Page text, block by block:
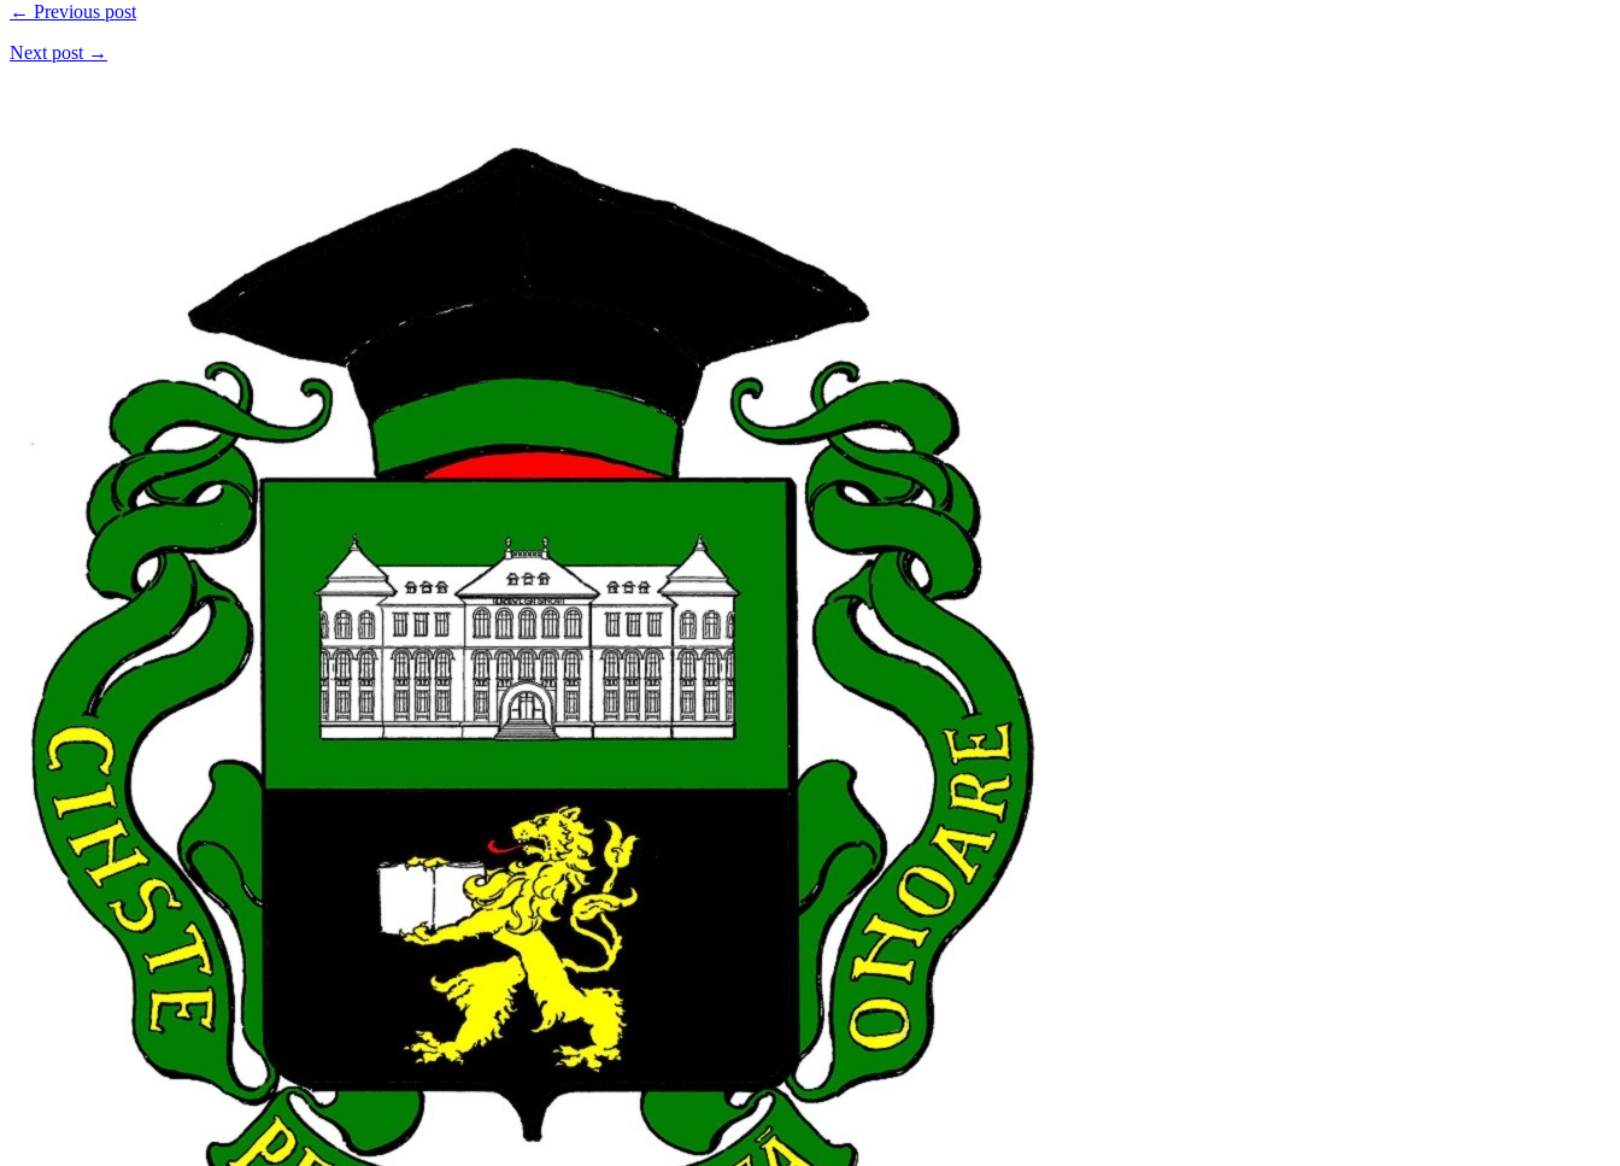
← Previous post
Next post →